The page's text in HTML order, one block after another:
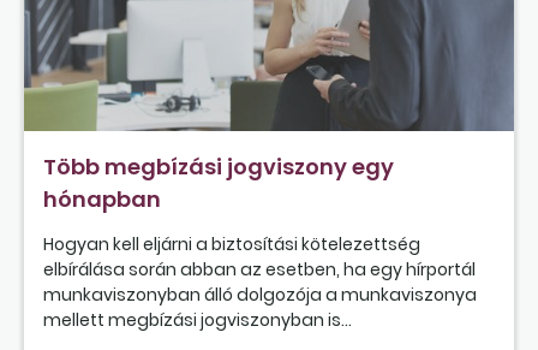
Több megbízási jogviszony egy
hónapban
Hogyan kell eljárni a biztosítási kötelezettség
elbírálása során abban az esetben, ha egy hírportál
munkaviszonyban álló dolgozója a munkaviszonya
mellett megbízási jogviszonyban is...